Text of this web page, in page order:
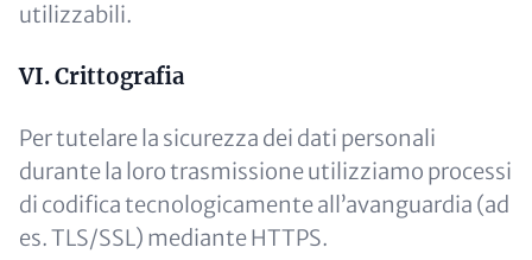
utilizzabili.
VI. Crittografia
Per tutelare la sicurezza dei dati personali
durante la loro trasmissione utilizziamo processi
di codifica tecnologicamente all’avanguardia (ad
es. TLS/SSL) mediante HTTPS.